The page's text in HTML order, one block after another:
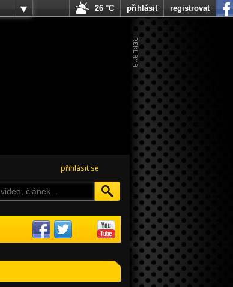
přihlásit se
26 °C přihlásit registrovat